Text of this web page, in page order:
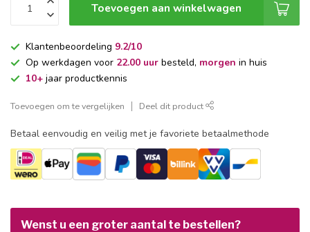
Toevoegen aan winkelwagen
Klantenbeoordeling 9.2/10
Op werkdagen voor 22.00 uur besteld, morgen in huis
10+ jaar productkennis
Toevoegen om te vergelijken Deel dit product
Betaal eenvoudig en veilig met je favoriete betaalmethode
Wenst u een groter aantal te bestellen?